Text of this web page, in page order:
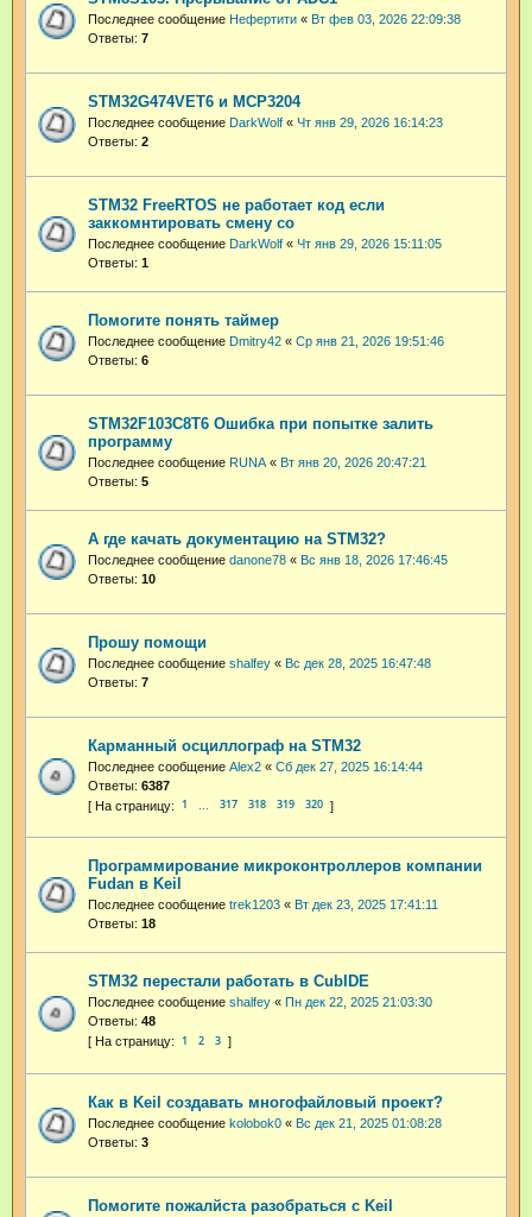
Последнее сообщение Нефертити « Вт фев 03, 2026 22:09:38
Ответы: 7
STM32G474VET6 и MCP3204
Последнее сообщение DarkWolf « Чт янв 29, 2026 16:14:23
Ответы: 2
STM32 FreeRTOS не работает код если
заккомнтировать смену со
Последнее сообщение DarkWolf « Чт янв 29, 2026 15:11:05
Ответы: 1
Помогите понять таймер
Последнее сообщение Dmitry42 « Ср янв 21, 2026 19:51:46
Ответы: 6
STM32F103C8T6 Ошибка при попытке залить
программу
Последнее сообщение RUNA « Вт янв 20, 2026 20:47:21
Ответы: 5
А где качать документацию на STM32?
Последнее сообщение danone78 « Вс янв 18, 2026 17:46:45
Ответы: 10
Прошу помощи
Последнее сообщение shalfey « Вс дек 28, 2025 16:47:48
Ответы: 7
Карманный осциллограф на STM32
Последнее сообщение Alex2 « Сб дек 27, 2025 16:14:44
Ответы: 6387
1 317 318 319 320
Программирование микроконтроллеров компании
Fudan в Keil
Последнее сообщение trek1203 « Вт дек 23, 2025 17:41:11
Ответы: 18
STM32 перестали работать в CubIDE
Последнее сообщение shalfey « Пн дек 22, 2025 21:03:30
Ответы: 48
1 2 3
Как в Keil создавать многофайловый проект?
Последнее сообщение kolobok0 « Вс дек 21, 2025 01:08:28
Ответы: 3
Помогите пожалйста разобраться с Keil